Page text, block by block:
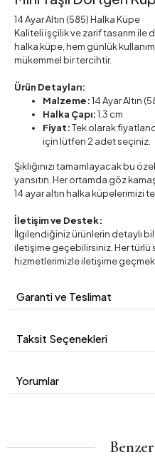
14 Ayar Altın (585) Halka Küpe
Kaliteli işçilik ve zarif tasarım ile
halka küpe, hem günlük
mükemmel bir tercihtir.
Ürün Detayları:
Malzeme:14 Ayar Altın
Halka Çapı:1.3 cm
Fiyat:Tek olarak
için lütfen 2 adet seçiniz.
Şıklığınızı tamamlayacak bu
yansıtın. Her ortamda göz
14 ayar altın halka küpelerimizi
İletişim ve Destek:
İlgilendiğiniz ürünlerin detaylı
iletişime geçebilirsiniz. Her türlü
hizmetlerimizle iletişime
Garanti ve Teslimat
Taksit Seçenekleri
Yorumlar